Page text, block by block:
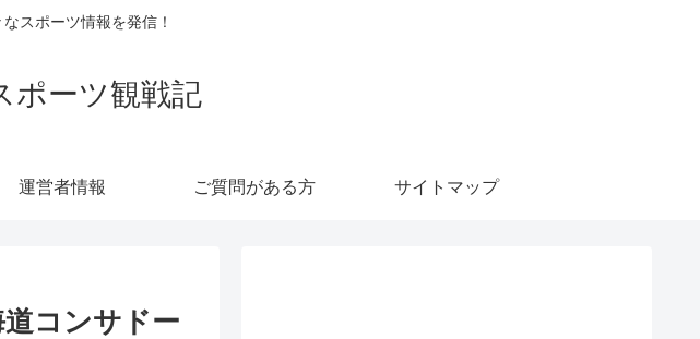
スポーツ情報を発信！
ポーツ観戦記
運営者情報 ご質問がある方 サイトマップ
コンサドー